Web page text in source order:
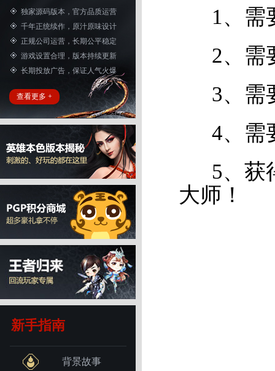
独家源码版本，官方品质运营
千年正统续作，原汁原味设计
正规公司运营，长期公平稳定
游戏设置合理，版本持续更新
长期投放广告，保证人气火爆
查看更多 +
新手指南
背景故事
1、需
2、需
3、需
4、需
5、获
大师！